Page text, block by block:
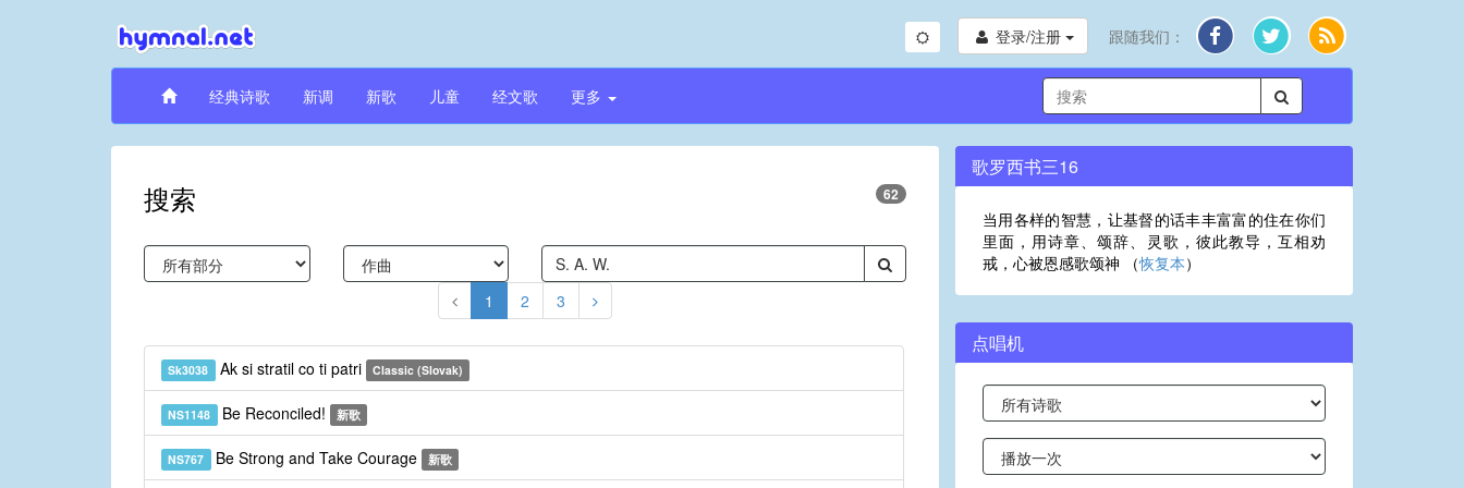
登录/注册 跟随我们：
经典诗歌 新调 新歌 儿童 经文歌 更多
搜索 62
1 2 3
Sk3038 Ak si stratil co ti patri Classic (Slovak)
NS1148 Be Reconciled! 新歌
NS767 Be Strong and Take Courage 新歌
歌罗西书三16
当用各样的智慧，让基督的话丰丰富富的住在你们
里面，用诗章、颂辞、灵歌，彼此教导，互相劝
戒，心被恩感歌颂神 （恢复本）
点唱机